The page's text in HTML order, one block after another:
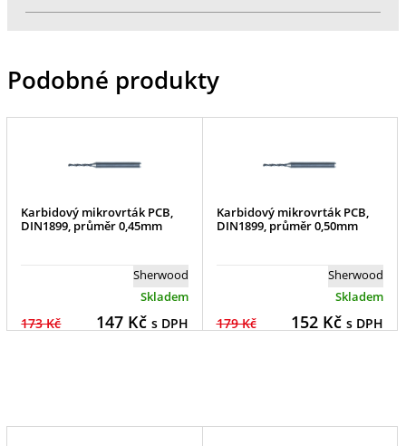
Podobné produkty
Karbidový mikrovrták PCB,
DIN1899, průměr 0,45mm
Sherwood
Skladem
173 Kč 147Kč s DPH
Karbidový mikrovrták PCB,
DIN1899, průměr 0,50mm
Sherwood
Skladem
179 Kč 152Kč s DPH